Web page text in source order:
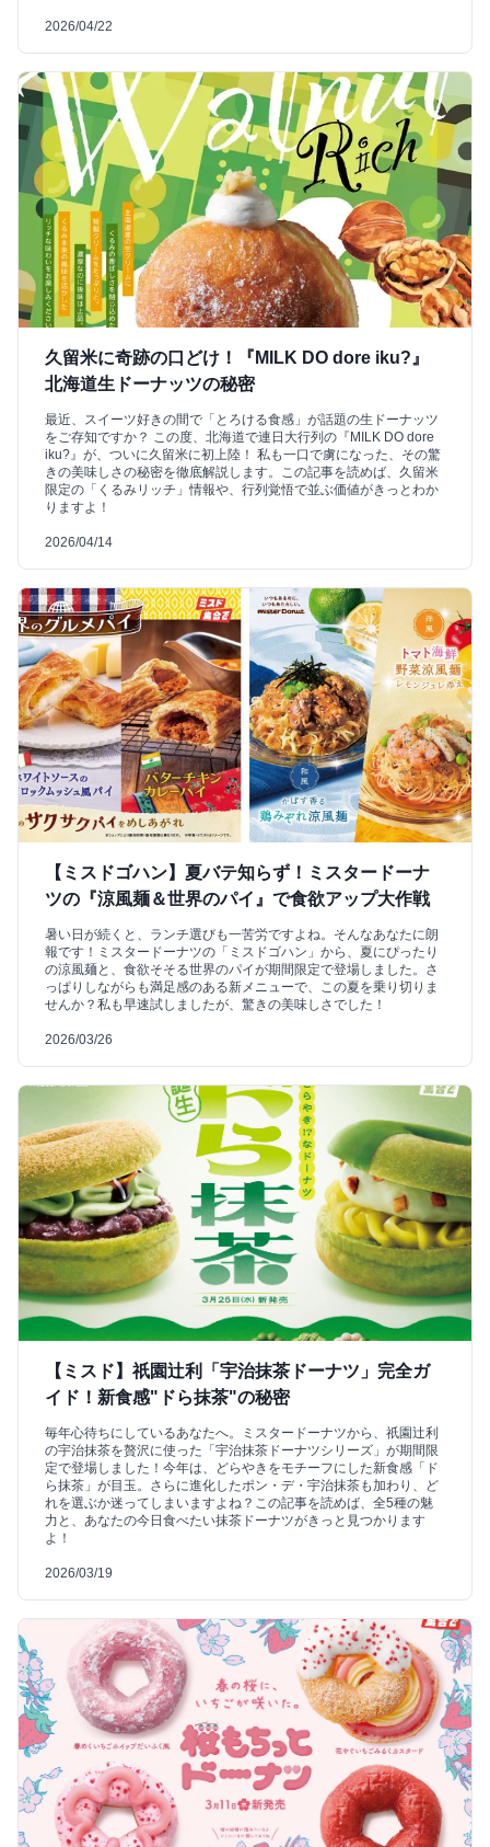
2026/04/22
久留米に奇跡の口どけ！『MILK DO dore iku?』
北海道生ドーナッツの秘密
最近、スイーツ好きの間で「とろける食感」が話題の生ドーナッツ
をご存知ですか？ この度、北海道で連日大行列の『MILK DO dore
iku?』が、ついに久留米に初上陸！ 私も一口で虜になった、その驚
きの美味しさの秘密を徹底解説します。この記事を読めば、久留米
限定の「くるみリッチ」情報や、行列覚悟で並ぶ価値がきっとわか
りますよ！
2026/04/14
【ミスドゴハン】夏バテ知らず！ミスタードーナ
ツの『涼風麺＆世界のパイ』で食欲アップ大作戦
暑い日が続くと、ランチ選びも一苦労ですよね。そんなあなたに朗
報です！ミスタードーナツの「ミスドゴハン」から、夏にぴったり
の涼風麺と、食欲そそる世界のパイが期間限定で登場しました。さ
っぱりしながらも満足感のある新メニューで、この夏を乗り切りま
せんか？私も早速試しましたが、驚きの美味しさでした！
2026/03/26
【ミスド】祇園辻利「宇治抹茶ドーナツ」完全ガ
イド！新食感"ドら抹茶"の秘密
毎年心待ちにしているあなたへ。ミスタードーナツから、祇園辻利
の宇治抹茶を贅沢に使った「宇治抹茶ドーナツシリーズ」が期間限
定で登場しました！今年は、どらやきをモチーフにした新食感「ド
ら抹茶」が目玉。さらに進化したポン・デ・宇治抹茶も加わり、ど
れを選ぶか迷ってしまいますよね？この記事を読めば、全5種の魅
力と、あなたの今日食べたい抹茶ドーナツがきっと見つかります
よ！
2026/03/19